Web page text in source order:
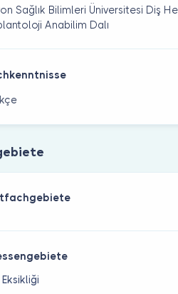
Sağlık Bilimleri Üniversitesi Diş
Anabilim Dalı
Eksikliği